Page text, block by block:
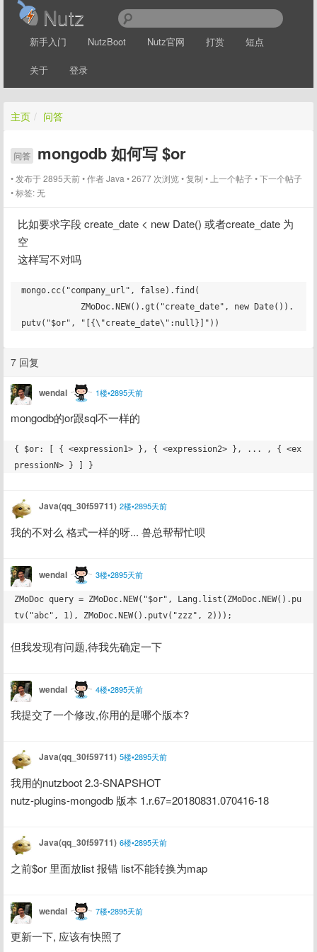
Nutz
新手入门 NutzBoot Nutz官网 打赏 短点
关于 登录
主页 / 问答
问答 mongodb 如何写 $or
发布于 2895天前 作者Java 2677 次浏览 复制 上一个帖子 下一个帖子
标签:无
比如要求字段 create_date < new Date() 或者create_date 为
空
这样写不对吗
mongo.cc("company_url", false).find(
7 回复
wendal 1楼•2895天前
mongodb的or跟sql不一样的
{ $or: [ { <expression1> }, { <expression2> }, ... , { <ex
Java(qq_30f59711) 2楼•2895天前
我的不对么 格式一样的呀... 兽总帮帮忙呗
wendal 3楼•2895天前
ZMoDoc query = ZMoDoc.NEW("$or", Lang.list(ZMoDoc.NEW().pu
但我发现有问题,待我先确定一下
wendal 4楼•2895天前
我提交了一个修改,你用的是哪个版本?
Java(qq_30f59711) 5楼•2895天前
我用的nutzboot 2.3-SNAPSHOT
nutz-plugins-mongodb 版本 1.r.67=20180831.070416-18
Java(qq_30f59711) 6楼•2895天前
之前$or 里面放list 报错 list不能转换为map
wendal 7楼•2895天前
更新一下, 应该有快照了